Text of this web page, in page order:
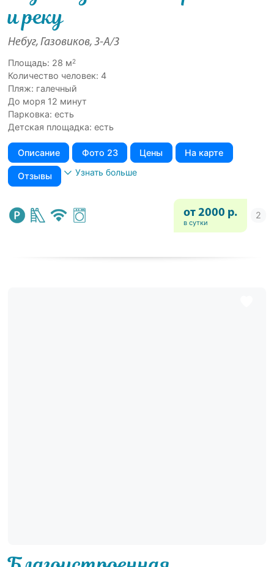
и реку
Небуг, Газовиков, 3-А/3
Площадь: 28 м2
Количество человек: 4
Пляж: галечный
До моря 12 минут
Парковка: есть
Детская площадка: есть
Описание Фото 23 Цены На карте
Отзывы Узнать больше
от 2000 р.
в сутки